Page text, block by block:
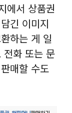
에서 상품권
긴 이미지
하는 게 일
전화 또는 문
매할 수도